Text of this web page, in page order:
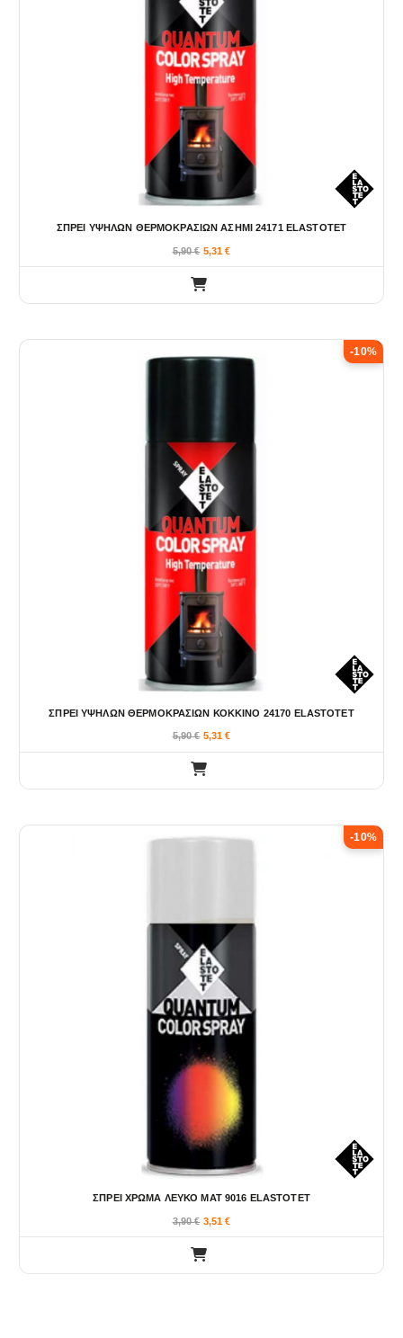
ΣΠΡΕΙ ΥΨΗΛΩΝ ΘΕΡΜΟΚΡΑΣΙΩΝ ΑΣΗΜΙ 24171 ELASTOTET
5,90€ 5,31€
-10%
ΣΠΡΕΙ ΥΨΗΛΩΝ ΘΕΡΜΟΚΡΑΣΙΩΝ ΚΟΚΚΙΝΟ 24170 ELASTOTET
5,90€ 5,31€
-10%
ΣΠΡΕΙ ΧΡΩΜΑ ΛΕΥΚΟ ΜΑΤ 9016 ELASTOTET
3,90€ 3,51€